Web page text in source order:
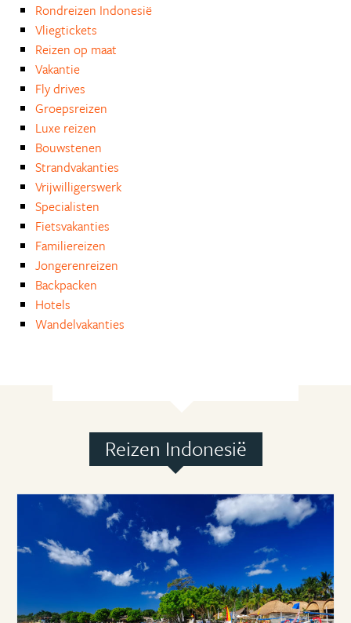
Rondreizen Indonesië
Vliegtickets
Reizen op maat
Vakantie
Fly drives
Groepsreizen
Luxe reizen
Bouwstenen
Strandvakanties
Vrijwilligerswerk
Specialisten
Fietsvakanties
Familiereizen
Jongerenreizen
Backpacken
Hotels
Wandelvakanties
Reizen Indonesië